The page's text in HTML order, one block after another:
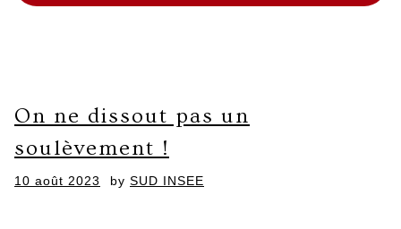
On ne dissout pas un
soulèvement !
Posted
10 août 2023 by SUD INSEE